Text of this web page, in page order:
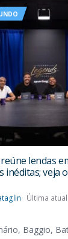
lendas
inéditas; veja
Última
Baggio,